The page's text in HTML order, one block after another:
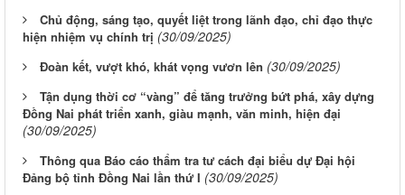
Chủ động, sáng tạo, quyết liệt trong lãnh đạo, chỉ đạo thực
hiện nhiệm vụ chính trị (30/09/2025)
Đoàn kết, vượt khó, khát vọng vươn lên (30/09/2025)
Tận dụng thời cơ “vàng” để tăng trưởng bứt phá, xây dựng
Đồng Nai phát triển xanh, giàu mạnh, văn minh, hiện đại
(30/09/2025)
Thông qua Báo cáo thẩm tra tư cách đại biểu dự Đại hội
Đảng bộ tỉnh Đồng Nai lần thứ I (30/09/2025)